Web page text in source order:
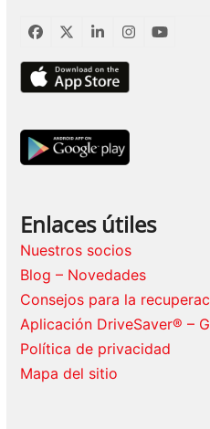
Facebook
TwitterLinkedInInstagram
YouTube
Enlaces útiles
Nuestros socios
Blog – Novedades
Consejos para la
Aplicación DriveSaver® –
Política de privacidad
Mapa del sitio